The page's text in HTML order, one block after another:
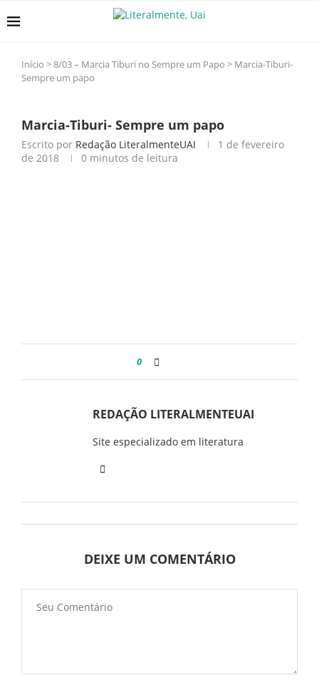
Início >8/03 – Marcia Tiburi no Sempre um Papo > Marcia-Tiburi-
Sempre um papo
Marcia-Tiburi- Sempre um papo
Escrito por Redação LiteralmenteUAI
1 de fevereiro
de 2018
0 minutos de leitura
0
REDAÇÃO LITERALMENTEUAI
Site especializado em literatura
DEIXE UM COMENTÁRIO